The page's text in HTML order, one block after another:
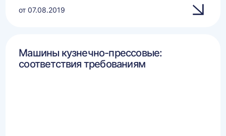
от 07.08.2019
Машины кузнечно-прессовые:
соответствия требованиям